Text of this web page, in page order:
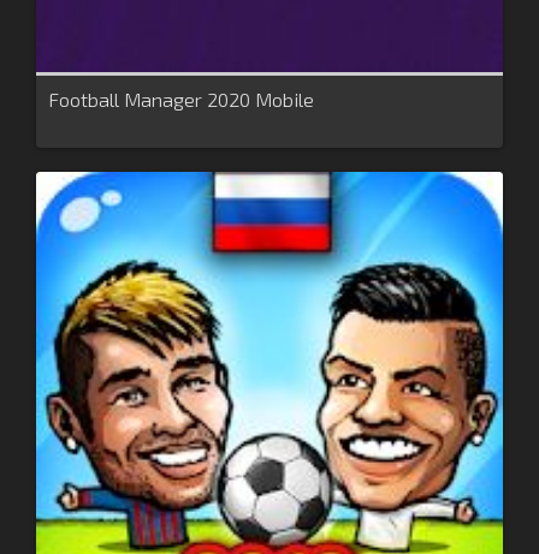
Football Manager 2020 Mobile